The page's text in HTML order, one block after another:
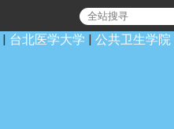
| 台北医学大学 | 公共卫生学院